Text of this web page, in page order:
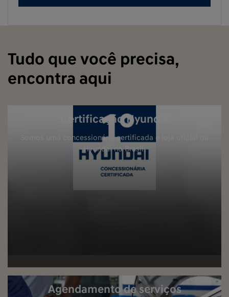
Tudo que você precisa,
encontra aqui
Certificação Hyundai
Somos uma concessionária certificada e loja oficial da
Hyundai no Brasil.
Agendamento de serviços